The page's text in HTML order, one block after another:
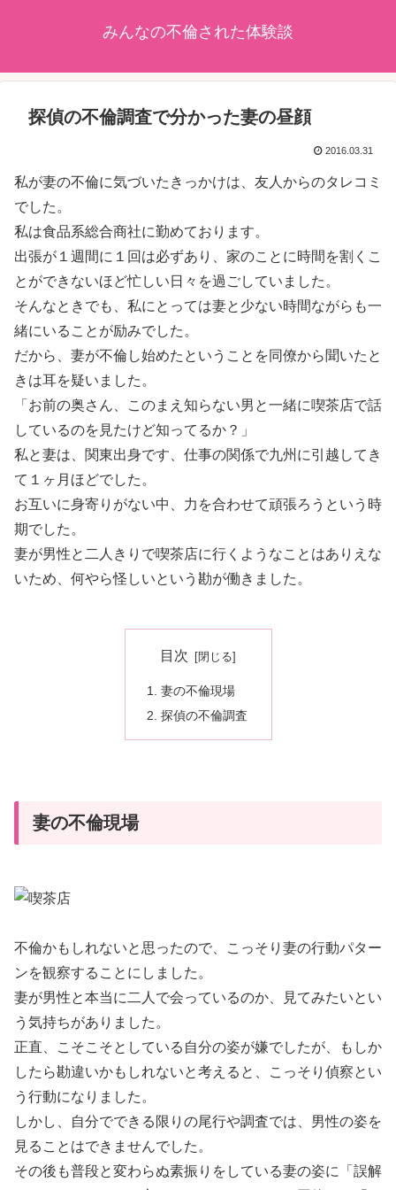
みんなの不倫された体験談
探偵の不倫調査で分かった妻の昼顔
2016.03.31
私が妻の不倫に気づいたきっかけは、友人からのタレコミ
でした。
私は食品系総合商社に勤めております。
出張が１週間に１回は必ずあり、家のことに時間を割くこ
とができないほど忙しい日々を過ごしていました。
そんなときでも、私にとっては妻と少ない時間ながらも一
緒にいることが励みでした。
だから、妻が不倫し始めたということを同僚から聞いたと
きは耳を疑いました。
「お前の奥さん、このまえ知らない男と一緒に喫茶店で話
しているのを見たけど知ってるか？」
私と妻は、関東出身です、仕事の関係で九州に引越してき
て１ヶ月ほどでした。
お互いに身寄りがない中、力を合わせて頑張ろうという時
期でした。
妻が男性と二人きりで喫茶店に行くようなことはありえな
いため、何やら怪しいという勘が働きました。
目次
妻の不倫現場
探偵の不倫調査
妻の不倫現場
不倫かもしれないと思ったので、こっそり妻の行動パター
ンを観察することにしました。
妻が男性と本当に二人で会っているのか、見てみたいとい
う気持ちがありました。
正直、こそこそとしている自分の姿が嫌でしたが、もしか
したら勘違いかもしれないと考えると、こっそり偵察とい
う行動になりました。
しかし、自分でできる限りの尾行や調査では、男性の姿を
見ることはできませんでした。
その後も普段と変わらぬ素振りをしている妻の姿に「誤解